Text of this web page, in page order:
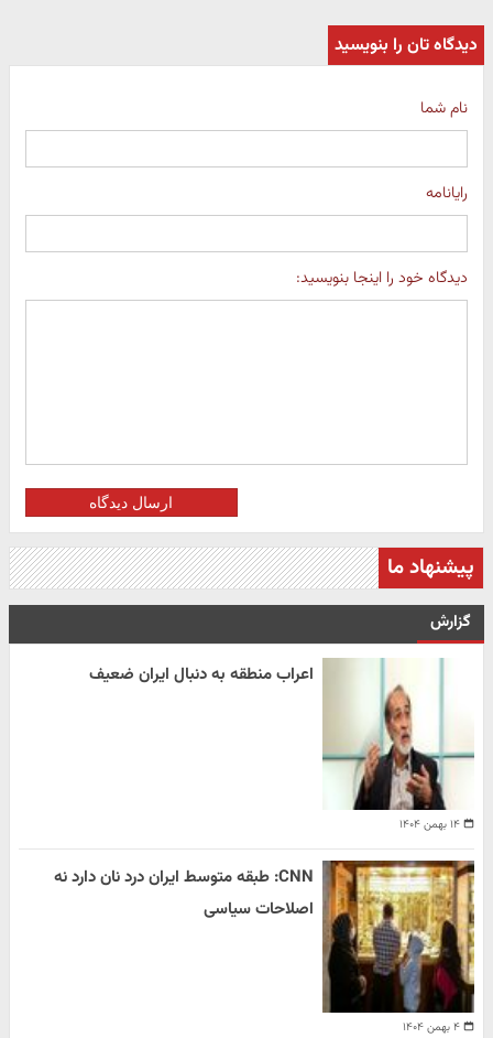
دیدگاه تان را بنویسید
نام شما
رایانامه
دیدگاه خود را اینجا بنویسید:
ارسال دیدگاه
پیشنهاد ما
گزارش
۱۴ بهمن ۱۴۰۴
اعراب منطقه به دنبال ایران ضعیف
۴ بهمن ۱۴۰۴
CNN: طبقه متوسط ایران درد نان دارد نه
اصلاحات سیاسی